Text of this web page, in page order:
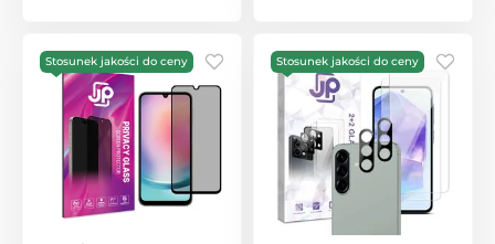
Stosunek jakości do ceny Stosunek jakości do ceny